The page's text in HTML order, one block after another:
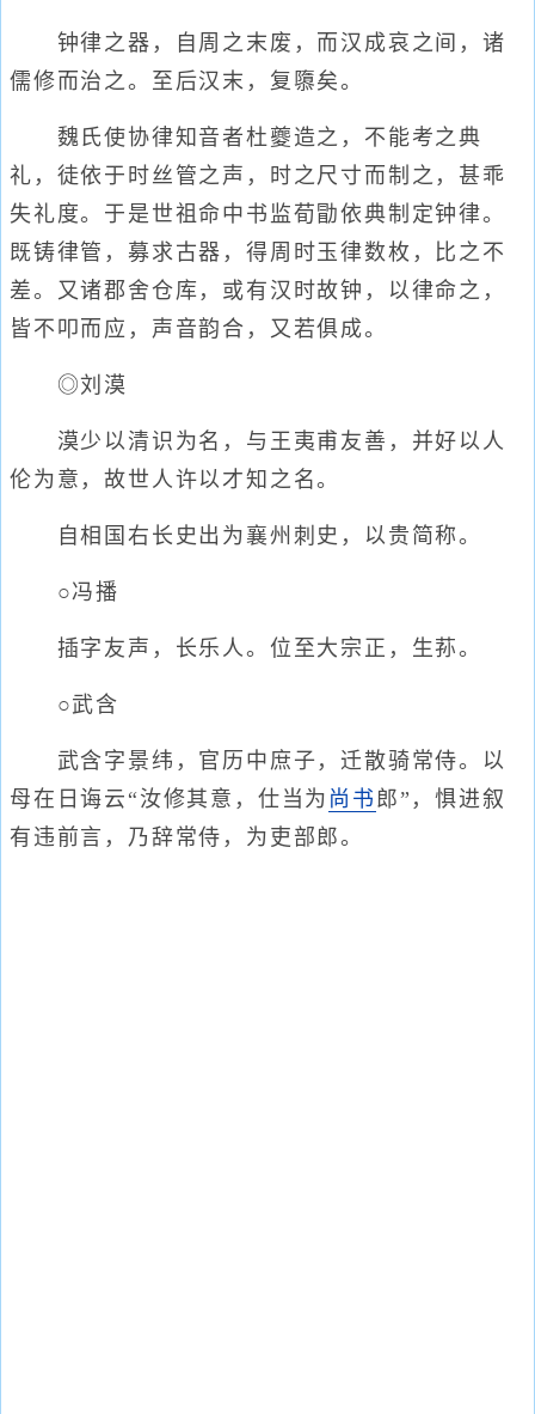
钟律之器，自周之末废，而汉成哀之间，诸
儒修而治之。至后汉末，复隳矣。
魏氏使协律知音者杜夔造之，不能考之典
礼，徒依于时丝管之声，时之尺寸而制之，甚乖
失礼度。于是世祖命中书监荀勖依典制定钟律。
既铸律管，募求古器，得周时玉律数枚，比之不
差。又诸郡舍仓库，或有汉时故钟，以律命之，
皆不叩而应，声音韵合，又若俱成。
◎刘漠
漠少以清识为名，与王夷甫友善，并好以人
伦为意，故世人许以才知之名。
自相国右长史出为襄州刺史，以贵简称。
○冯播
插字友声，长乐人。位至大宗正，生荪。
○武含
武含字景纬，官历中庶子，迁散骑常侍。以
母在日诲云“汝修其意，仕当为 尚书 郎”，惧进叙
有违前言，乃辞常侍，为吏部郎。